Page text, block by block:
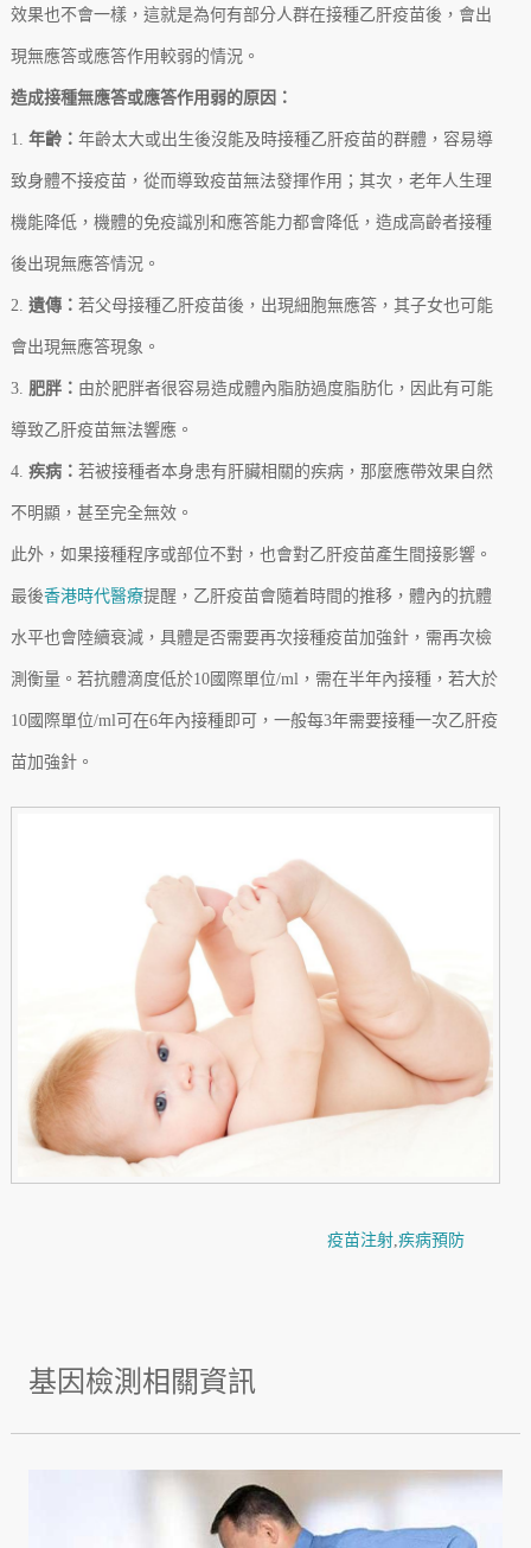
效果也不會一樣，這就是為何有部分人群在接種乙肝疫苗後，會出
現無應答或應答作用較弱的情況。
造成接種無應答或應答作用弱的原因：
1. 年齡： 年齡太大或出生後沒能及時接種乙肝疫苗的群體，容易導
致身體不接疫苗，從而導致疫苗無法發揮作用；其次，老年人生理
機能降低，機體的免疫識別和應答能力都會降低，造成高齡者接種
後出現無應答情況。
2. 遺傳： 若父母接種乙肝疫苗後，出現細胞無應答，其子女也可能
會出現無應答現象。
3. 肥胖： 由於肥胖者很容易造成體內脂肪過度脂肪化，因此有可能
導致乙肝疫苗無法響應。
4. 疾病： 若被接種者本身患有肝臟相關的疾病，那麼應帶效果自然
不明顯，甚至完全無效。
此外，如果接種程序或部位不對，也會對乙肝疫苗產生間接影響。
最後香港時代醫療提醒，乙肝疫苗會隨着時間的推移，體內的抗體
水平也會陸續衰減，具體是否需要再次接種疫苗加強針，需再次檢
測衡量。若抗體滴度低於10國際單位/ml，需在半年內接種，若大於
10國際單位/ml可在6年內接種即可，一般每3年需要接種一次乙肝疫
苗加強針。
疫苗注射, 疾病預防
基因檢測相關資訊